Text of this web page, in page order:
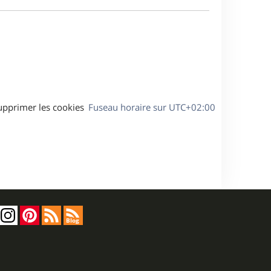
Fuseau horaire sur UTC+02:00
les cookies